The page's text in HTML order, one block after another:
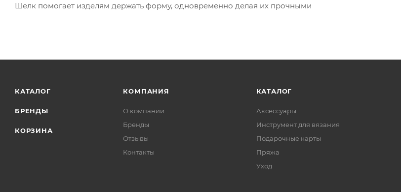
Шелк помогает изделям держать форму, одновременно делая их прочными
КАТАЛОГ
БРЕНДЫ
КОРЗИНА
КОМПАНИЯ
О компании
Бренды
Отзывы
Контакты
КАТАЛОГ
Аксессуары
Инструмент для вязания
Подарочные карты
Пряжа
Уход